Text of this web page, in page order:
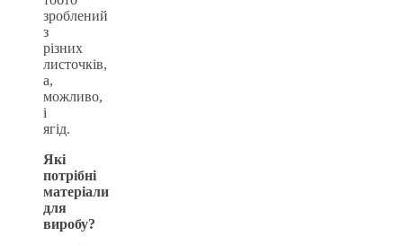
зроблений
з
різних
листочків,
а,
можливо,
і
ягід.
Які
потрібні
матеріали
для
виробу?